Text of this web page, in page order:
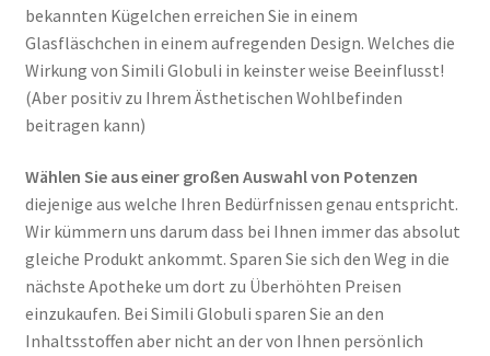
bekannten Kügelchen erreichen Sie in einem
Glasfläschchen in einem aufregenden Design. Welches die
Wirkung von Simili Globuli in keinster weise Beeinflusst!
(Aber positiv zu Ihrem Ästhetischen Wohlbefinden
beitragen kann)
Wählen Sie aus einer großen Auswahl von Potenzen
diejenige aus welche Ihren Bedürfnissen genau entspricht.
Wir kümmern uns darum dass bei Ihnen immer das absolut
gleiche Produkt ankommt. Sparen Sie sich den Weg in die
nächste Apotheke um dort zu Überhöhten Preisen
einzukaufen. Bei Simili Globuli sparen Sie an den
Inhaltsstoffen aber nicht an der von Ihnen persönlich